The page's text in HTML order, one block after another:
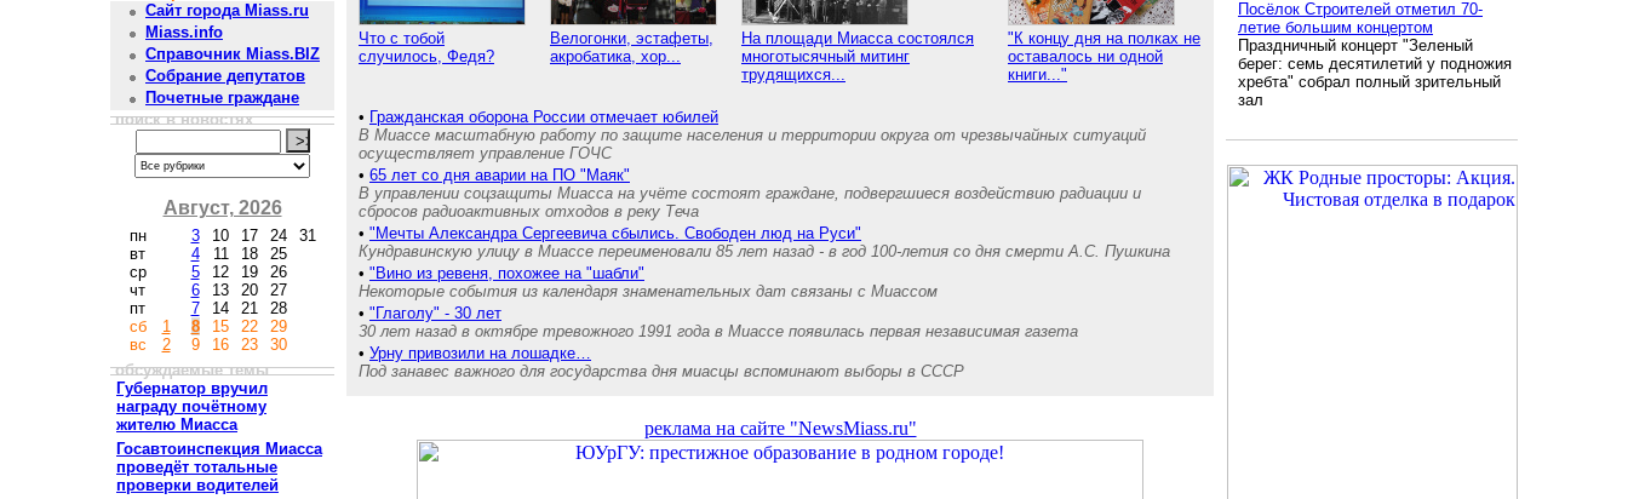
Сайт города Miass.ru
Miass.info
Справочник Miass.BIZ
Собрание депутатов
Почетные граждане
поиск в новостях
Август, 2026
пн
вт
ср
чт
пт
сб
вс
1
2
3
4
5
6
7
8
9
10
11
12
13
14
15
16
17
18
19
20
21
22
23
24
25
26
27
28
29
30
31
обсуждаемые темы
Губернатор вручил
награду почётному
жителю Миасса
Госавтоинспекция Миасса
проведёт тотальные
проверки водителей
Что с тобой
случилось, Федя?
Велогонки, эстафеты,
акробатика, хор...
На площади Миасса состоялся
многотысячный митинг
трудящихся...
"К концу дня на полках не
оставалось ни одной
книги..."
• Гражданская оборона России отмечает юбилей
В Миассе масштабную работу по защите населения и территории округа от чрезвычайных ситуаций
осуществляет управление ГОЧС
• 65 лет со дня аварии на ПО "Маяк"
В управлении соцзащиты Миасса на учёте состоят граждане, подвергшиеся воздействию радиации и
сбросов радиоактивных отходов в реку Теча
• "Мечты Александра Сергеевича сбылись. Свободен люд на Руси"
Кундравинскую улицу в Миассе переименовали 85 лет назад - в год 100-летия со дня смерти А.С. Пушкина
• "Вино из ревеня, похожее на "шабли"
Некоторые события из календаря знаменательных дат связаны с Миассом
• "Глаголу" - 30 лет
30 лет назад в октябре тревожного 1991 года в Миассе появилась первая независимая газета
• Урну привозили на лошадке…
Под занавес важного для государства дня миасцы вспоминают выборы в СССР
реклама на сайте "NewsMiass.ru"
Посёлок Строителей отметил 70-
летие большим концертом
Праздничный концерт "Зеленый
берег: семь десятилетий у подножия
хребта" собрал полный зрительный
зал